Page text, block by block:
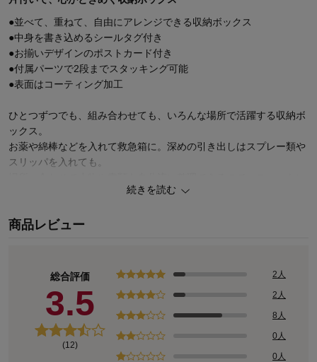
●並べて、重ねて、自由にアレンジできる収納ボックス
●中身を書き込めるシールタグ付き
●お揃いデザインのポストカード付き
●付属パーツで2段までスタッキング可能
●表面はコーティング加工
ひとつずつでも、組み合わせても、いろんな場所で活躍する収納ボ
ックス。
お薬や綿棒などを入れて救急箱に。深めの引き出しはスプレー類や
スリッパを入れても。
観を表現したデザイン。
お気に入りがきっと見つかる♪キャラクターページ
続きを読む
商品レビュー
総合評価
3.5
(12)
2人
2人
8人
0人
0人